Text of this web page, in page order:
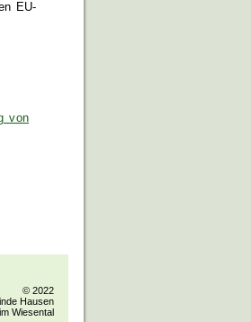
EU-
von
© 2022
Hausen
im Wiesental